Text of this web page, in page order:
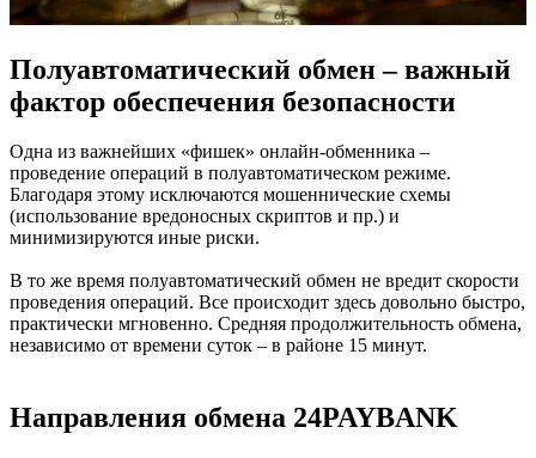
Полуавтоматический обмен – важный
фактор обеспечения безопасности
Одна из важнейших «фишек» онлайн-обменника –
проведение операций в полуавтоматическом режиме.
Благодаря этому исключаются мошеннические схемы
(использование вредоносных скриптов и пр.) и
минимизируются иные риски.
В то же время полуавтоматический обмен не вредит скорости
проведения операций. Все происходит здесь довольно быстро,
практически мгновенно. Средняя продолжительность обмена,
независимо от времени суток – в районе 15 минут.
Направления обмена 24PAYBANK